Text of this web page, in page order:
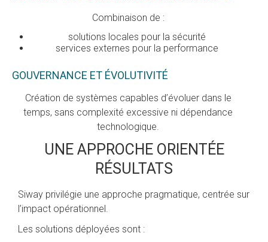
Combinaison de :
solutions locales pour la sécurité
services externes pour la performance
GOUVERNANCE ET ÉVOLUTIVITÉ
Création de systèmes capables d’évoluer dans le
temps, sans complexité excessive ni dépendance
technologique.
UNE APPROCHE ORIENTÉE
RÉSULTATS
Siway privilégie une approche pragmatique, centrée sur
l’impact opérationnel.
Les solutions déployées sont :